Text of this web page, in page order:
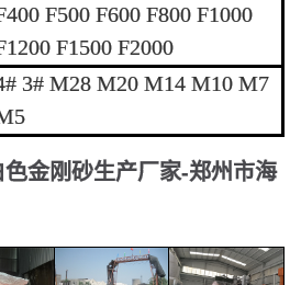
F500 F600 F800 F1000
F1500 F2000
3# M28 M20 M14 M10 M7
色金刚砂生产厂家-郑州市海